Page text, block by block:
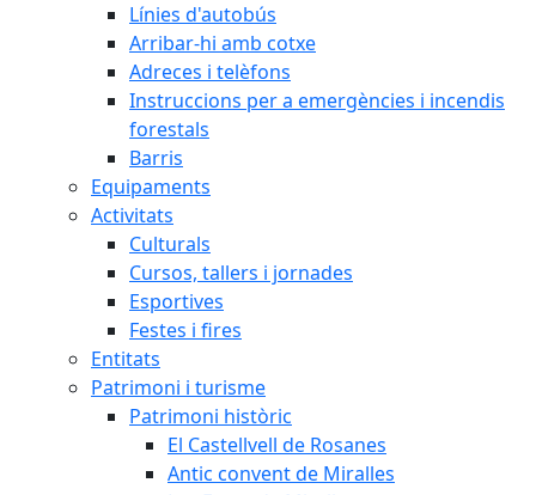
Línies d'autobús
Arribar-hi amb cotxe
Adreces i telèfons
Instruccions per a emergències i incendis
forestals
Barris
Equipaments
Activitats
Culturals
Cursos, tallers i jornades
Esportives
Festes i fires
Entitats
Patrimoni i turisme
Patrimoni històric
El Castellvell de Rosanes
Antic convent de Miralles